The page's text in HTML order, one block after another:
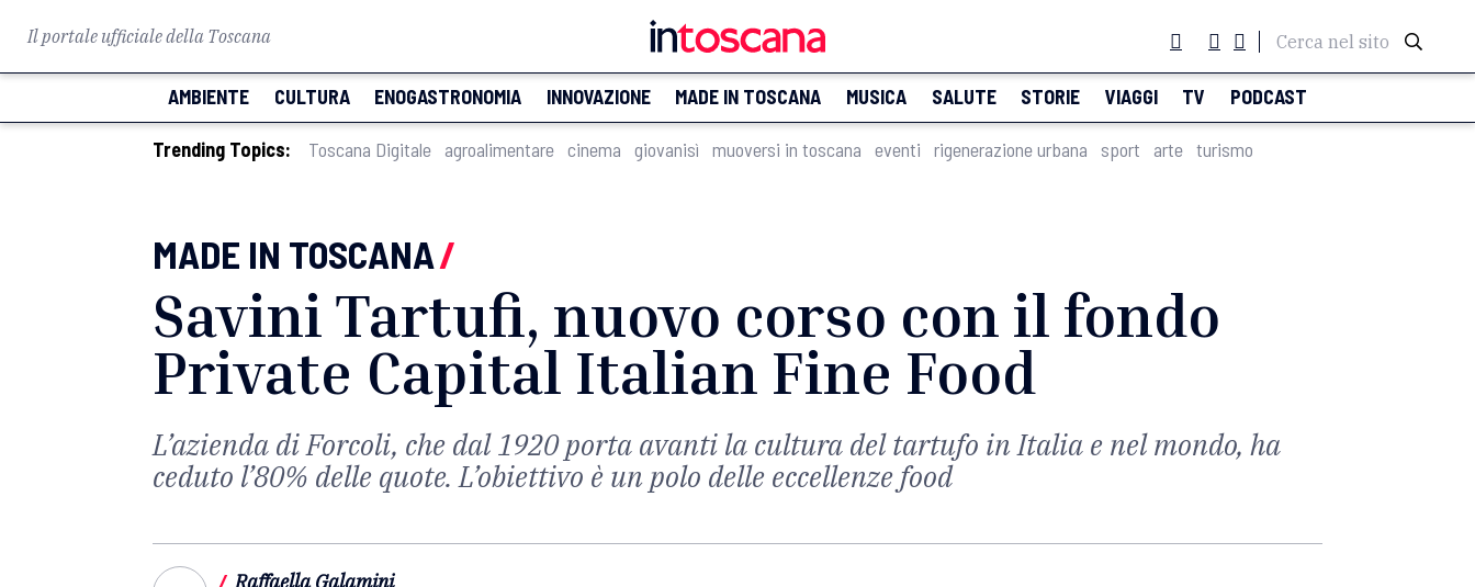
Il portale ufficiale della Toscana Cerca nel sito
AMBIENTE CULTURA ENOGASTRONOMIA INNOVAZIONE MADE IN TOSCANA MUSICA SALUTE STORIE VIAGGI TV PODCAST
Trending Topics: Toscana Digitale agroalimentare cinema giovanisì muoversi in toscana eventi rigenerazione urbana sport arte turismo
MADE IN TOSCANA/
Savini Tartufi, nuovo corso con il fondo
Private Capital Italian Fine Food
L’azienda di Forcoli, che dal 1920 porta avanti la cultura del tartufo in Italia e nel mondo, ha
ceduto l’80% delle quote. L’obiettivo è un polo delle eccellenze food
/